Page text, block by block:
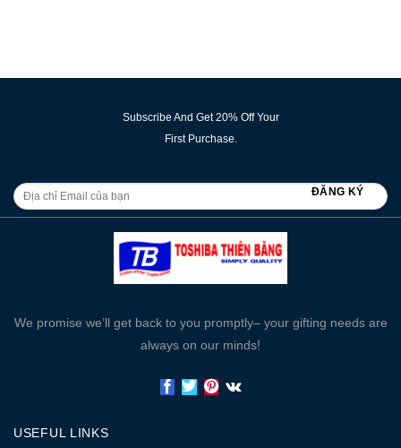
Subscribe And Get 20% Off Your
First Purchase.
We promise we’ll get back to you promptly– your gifting needs are
always on our minds!
USEFUL LINKS